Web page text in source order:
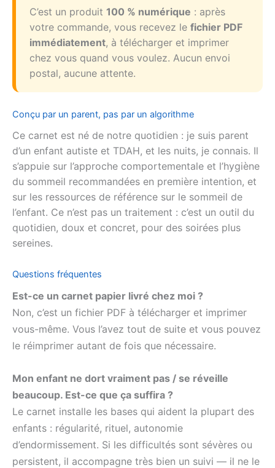
C’est un produit 100 % numérique : après
votre commande, vous recevez le fichier PDF
immédiatement, à télécharger et imprimer
chez vous quand vous voulez. Aucun envoi
postal, aucune attente.
Conçu par un parent, pas par un algorithme
Ce carnet est né de notre quotidien : je suis parent
d’un enfant autiste et TDAH, et les nuits, je connais. Il
s’appuie sur l’approche comportementale et l’hygiène
du sommeil recommandées en première intention, et
sur les ressources de référence sur le sommeil de
l’enfant. Ce n’est pas un traitement : c’est un outil du
quotidien, doux et concret, pour des soirées plus
sereines.
Questions fréquentes
Est-ce un carnet papier livré chez moi ?
Non, c’est un fichier PDF à télécharger et imprimer
vous-même. Vous l’avez tout de suite et vous pouvez
le réimprimer autant de fois que nécessaire.
Mon enfant ne dort vraiment pas / se réveille
beaucoup. Est-ce que ça suffira ?
Le carnet installe les bases qui aident la plupart des
enfants : régularité, rituel, autonomie
d’endormissement. Si les difficultés sont sévères ou
persistent, il accompagne très bien un suivi — il ne le